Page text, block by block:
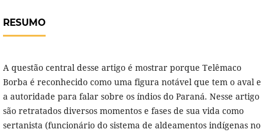
RESUMO
A questão central desse artigo é mostrar porque Telêmaco
Borba é reconhecido como uma figura notável que tem o aval e
a autoridade para falar sobre os índios do Paraná. Nesse artigo
são retratados diversos momentos e fases de sua vida como
sertanista (funcionário do sistema de aldeamentos indígenas no